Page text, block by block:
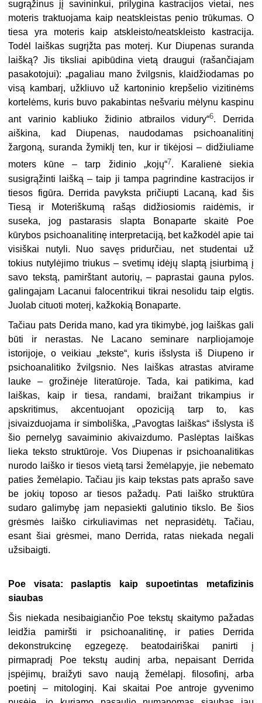
sugrąžinus jį savininkui, prilygina kastracijos vietai, nes
moteris traktuojama kaip neatskleistas penio trūkumas. O
tiesa yra moteris kaip atskleisto/neatskleisto kastracija.
Todėl laiškas sugrįžta pas moterį. Kur Diupenas suranda
laišką? Jis tiksliai apibūdina vietą draugui (rašančiajam
pasakotojui): „pagaliau mano žvilgsnis, klaidžiodamas po
visą kambarį, užkliuvo už kartoninio krepšelio vizitinėms
kortelėms, kuris buvo pakabintas nešvariu mėlynu kaspinu
ant varinio kabliuko židinio atbrailos vidury“6. Derrida
aiškina, kad Diupenas, naudodamas psichoanalitinį
žargoną, suranda žymiklį ten, kur ir tikėjosi – didžiuliame
moters kūne – tarp židinio „kojų“7. Karalienė siekia
susigrąžinti laišką – taip ji tampa pagrindine kastracijos ir
tiesos figūra. Derrida pavyksta pričiupti Lacaną, kad šis
Tiesą ir Moteriškumą rašąs didžiosiomis raidėmis, ir
suseka, jog pastarasis slapta Bonaparte skaitė Poe
kūrybos psichoanalitinę interpretaciją, bet kažkodėl apie tai
visiškai nutyli. Nuo savęs pridurčiau, net studentai už
tokius nutylėjimo triukus – svetimų idėjų slaptą įsiurbimą į
savo tekstą, pamirštant autorių, – paprastai gauna pylos.
galingajam Lacanui falocentrikui tikrai nesolidu taip elgtis.
Juolab cituoti moterį, kažkokią Bonaparte.
Tačiau pats Derida mano, kad yra tikimybė, jog laiškas gali
būti ir nerastas. Ne Lacano seminare narpliojamoje
istorijoje, o veikiau „tekste“, kuris išslysta iš Diupeno ir
psichoanalitiko žvilgsnio. Nes laiškas atrastas atvirame
lauke – grožinėje literatūroje. Tada, kai patikima, kad
laiškas, kaip ir tiesa, randami, braižant trikampius ir
apskritimus, akcentuojant opoziciją tarp to, kas
įsivaizduojama ir simboliška, „Pavogtas laiškas“ išslysta iš
šio pernelyg savaiminio akivaizdumo. Paslėptas laiškas
lieka teksto struktūroje. Vos Diupenas ir psichoanalitikas
nurodo laiško ir tiesos vietą tarsi žemėlapyje, jie nebemato
paties žemėlapio. Tačiau jis kaip tekstas pats aprašo save
be jokių toposo ar tiesos pažadų. Pati laiško struktūra
sudaro galimybę jam nepasiekti galutinio tikslo. Be šios
grėsmės laiško cirkuliavimas net neprasidėtų. Tačiau,
esant šiai grėsmei, mano Derrida, ratas niekada negali
užsibaigti.
Poe visata: paslaptis kaip supoetintas metafizinis
siaubas
Šis niekada nesibaigiančio Poe tekstų skaitymo pažadas
leidžia pamiršti ir psichoanalitinę, ir paties Derrida
dekonstrukcinę egzegezę. beatodairiškai panirti į
pirmapradį Poe tekstų audinį arba, nepaisant Derrida
įspėjimų, braižyti savo naują žemėlapį. filosofinį, arba
poetinį – mitologinį. Kai skaitai Poe antroje gyvenimo